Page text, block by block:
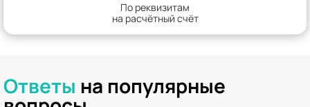
По реквизитам
на расчётный счёт
Ответы на популярные